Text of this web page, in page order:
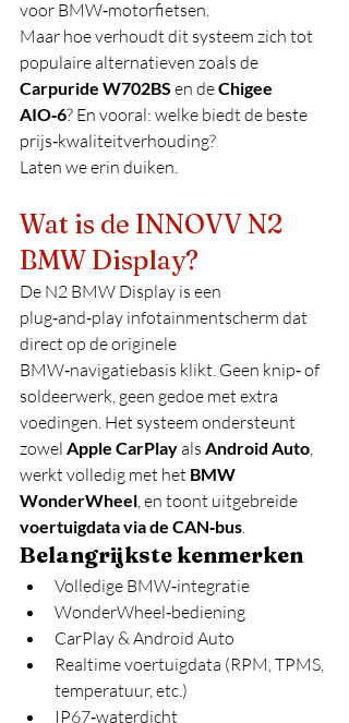
voor BMW‑motorfietsen.
Maar hoe verhoudt dit systeem zich tot
populaire alternatieven zoals de
Carpuride W702BS en de Chigee
AIO‑6? En vooral: welke biedt de beste
prijs‑kwaliteitverhouding?
Laten we erin duiken.
Wat is de INNOVV N2
BMW Display?
De N2 BMW Display is een
plug‑and‑play infotainmentscherm dat
direct op de originele
BMW‑navigatiebasis klikt. Geen knip‑ of
soldeerwerk, geen gedoe met extra
voedingen. Het systeem ondersteunt
zowel Apple CarPlay als Android Auto,
werkt volledig met het BMW
WonderWheel, en toont uitgebreide
voertuigdata via de CAN‑bus.
Belangrijkste kenmerken
Volledige BMW‑integratie
WonderWheel‑bediening
CarPlay & Android Auto
Realtime voertuigdata (RPM, TPMS,
temperatuur, etc.)
IP67‑waterdicht